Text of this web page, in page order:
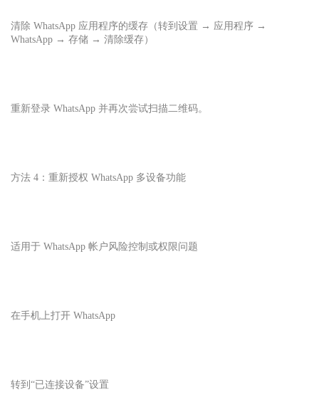
清除 WhatsApp 应用程序的缓存（转到设置 → 应用程序 →
WhatsApp → 存储 → 清除缓存）
重新登录 WhatsApp 并再次尝试扫描二维码。
方法 4：重新授权 WhatsApp 多设备功能
适用于 WhatsApp 帐户风险控制或权限问题
在手机上打开 WhatsApp
转到“已连接设备”设置